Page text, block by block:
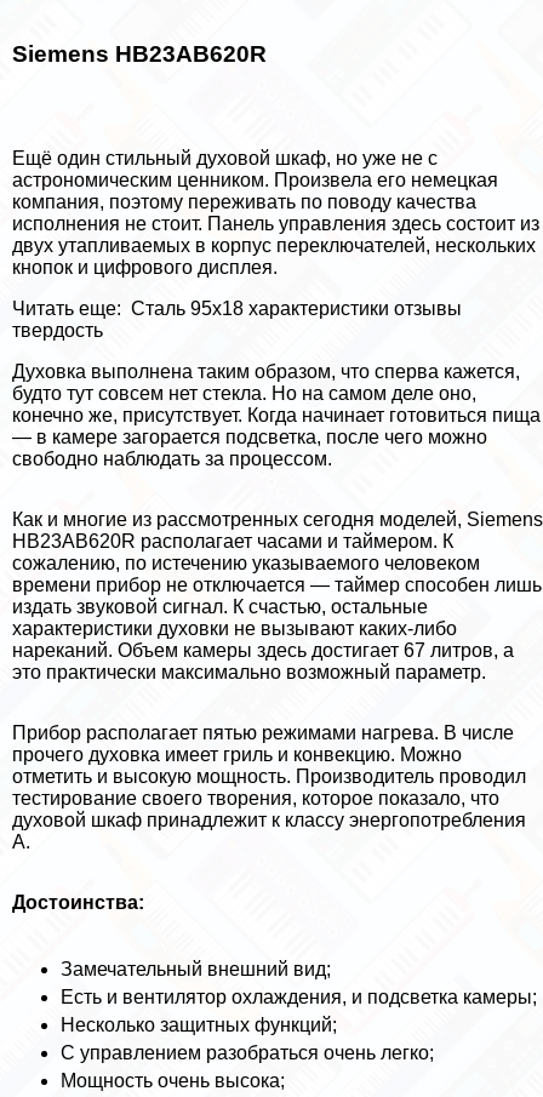
Siemens HB23AB620R
Ещё один стильный духовой шкаф, но уже не с
астрономическим ценником. Произвела его немецкая
компания, поэтому переживать по поводу качества
исполнения не стоит. Панель управления здесь состоит из
двух утапливаемых в корпус переключателей, нескольких
кнопок и цифрового дисплея.
Читать еще: Сталь 95х18 хаpaктеристики отзывы
твердость
Духовка выполнена таким образом, что сперва кажется,
будто тут совсем нет стекла. Но на самом деле оно,
конечно же, присутствует. Когда начинает готовиться пища
— в камере загорается подсветка, после чего можно
свободно наблюдать за процессом.
Как и многие из рассмотренных сегодня моделей, Siemens
HB23AB620R располагает часами и таймером. К
сожалению, по истечению указываемого человеком
времени прибор не отключается — таймер способен лишь
издать звуковой сигнал. К счастью, остальные
хаpaктеристики духовки не вызывают каких-либо
нареканий. Объем камеры здесь достигает 67 литров, а
это пpaктически максимально возможный параметр.
Прибор располагает пятью режимами нагрева. В числе
прочего духовка имеет гриль и конвекцию. Можно
отметить и высокую мощность. Производитель проводил
тестирование своего творения, которое показало, что
духовой шкаф принадлежит к классу энергопотрeбления
A.
Достоинства:
Замечательный внешний вид;
Есть и вентилятор охлаждения, и подсветка камеры;
Несколько защитных функций;
С управлением разобраться очень легко;
Мощность очень высока;